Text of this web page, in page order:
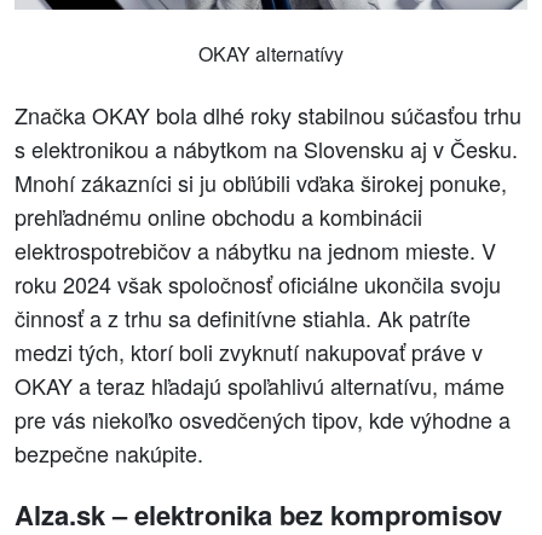
OKAY alternatívy
Značka OKAY bola dlhé roky stabilnou súčasťou trhu
s elektronikou a nábytkom na Slovensku aj v Česku.
Mnohí zákazníci si ju obľúbili vďaka širokej ponuke,
prehľadnému online obchodu a kombinácii
elektrospotrebičov a nábytku na jednom mieste. V
roku 2024 však spoločnosť oficiálne ukončila svoju
činnosť a z trhu sa definitívne stiahla. Ak patríte
medzi tých, ktorí boli zvyknutí nakupovať práve v
OKAY a teraz hľadajú spoľahlivú alternatívu, máme
pre vás niekoľko osvedčených tipov, kde výhodne a
bezpečne nakúpite.
Alza.sk – elektronika bez kompromisov